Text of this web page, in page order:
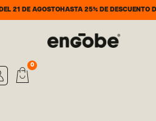
21 DE AGOSTOHASTA 25% DE DESCUENTO
0